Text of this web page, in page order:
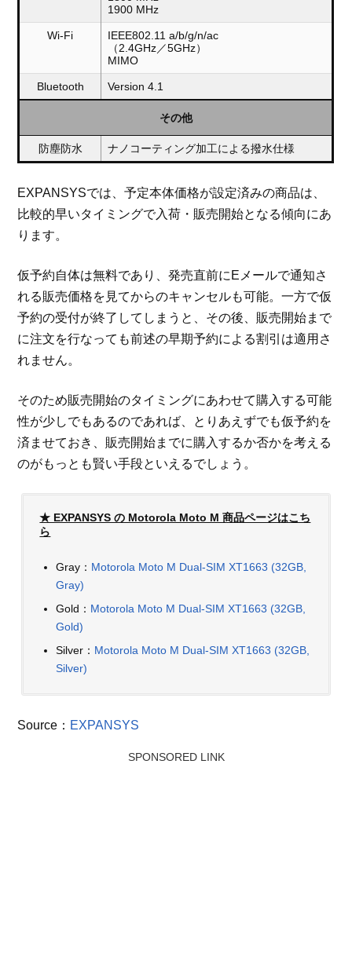
1900 MHz
Wi-Fi
IEEE802.11 a/b/g/n/ac
（2.4GHz／5GHz）
MIMO
Bluetooth Version 4.1
その他
防塵防水 ナノコーティング加工による撥水仕様
EXPANSYSでは、予定本体価格が設定済みの商品は、
比較的早いタイミングで入荷・販売開始となる傾向にあ
ります。
仮予約自体は無料であり、発売直前にEメールで通知さ
れる販売価格を見てからのキャンセルも可能。一方で仮
予約の受付が終了してしまうと、その後、販売開始まで
に注文を行なっても前述の早期予約による割引は適用さ
れません。
そのため販売開始のタイミングにあわせて購入する可能
性が少しでもあるのであれば、とりあえずでも仮予約を
済ませておき、販売開始までに購入するか否かを考える
のがもっとも賢い手段といえるでしょう。
★ EXPANSYS の Motorola Moto M 商品ページはこち
ら
Gray： Motorola Moto M Dual-SIM XT1663 (32GB,
Gray)
Gold： Motorola Moto M Dual-SIM XT1663 (32GB,
Gold)
Silver： Motorola Moto M Dual-SIM XT1663 (32GB,
Silver)
Source： EXPANSYS
SPONSORED LINK